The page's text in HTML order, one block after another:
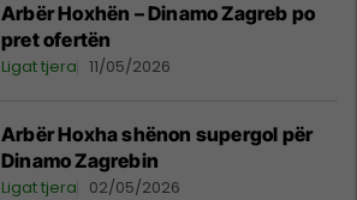
Arbër Hoxhën – Dinamo Zagreb po
pret ofertën
Ligat tjera 11/05/2026
Arbër Hoxha shënon supergol për
Dinamo Zagrebin
Ligat tjera 02/05/2026